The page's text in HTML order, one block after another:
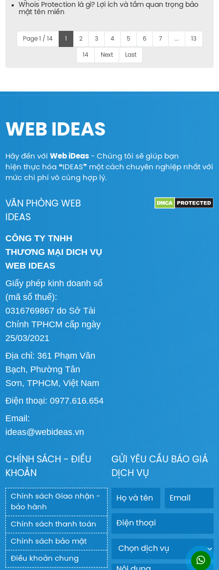
Whois Protection là gì? Lợi ích và tầm quan trọng bảo
mật tên miền
Page 1 / 14 2 3 4 5 6 7 ... 13
14 Next Last
WEB IDEAS
Hãy đến vớiWeb iDeas - Chúng tôi sẽ giúp bạn
hiện thực hóa ❝IDEAS❞ một cách chuyên nghiệp nhất với
mức chi phí vô cùng hợp lý.
VĂN PHÒNG WEB
IDEAS
CÔNG TY TNHH
THƯƠNG MẠI DICH VỤ
WEB IDEAS
Giấy phép kinh doanh số
(mã số thuế):
0316769867 do Sở Tài
Chính TPHCM cấp ngày
25/03/2021
Địa chỉ: 361 Phạm Văn
Bạch, Phường Tân
Sơn, TPHCM, Việt Nam
Điện thoại: 0977.616.654
Email:
ideas@webideas.vn
CHÍNH SÁCH - ĐIỀU
KHOẢN
Chính sách Giao nhận -
bảo hành
Chính sách thanh toán
Chính sách bảo mật
Điều khoản chung
GỬI YÊU CẦU BÁO GIÁ
DỊCH VỤ